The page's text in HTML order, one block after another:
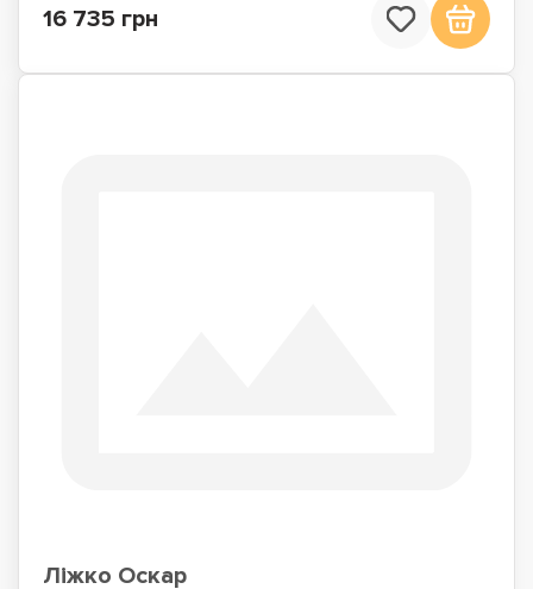
16 735 грн
Ліжко Оскар